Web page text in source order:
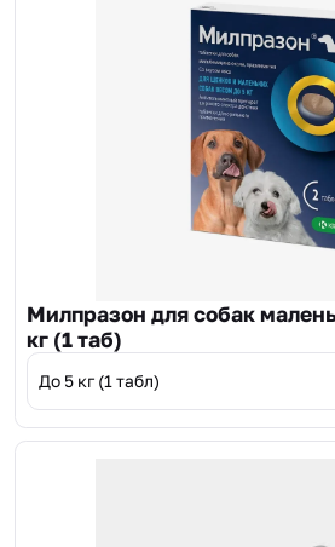
Милпразон для собак
кг (1 таб)
До 5 кг (1 табл)